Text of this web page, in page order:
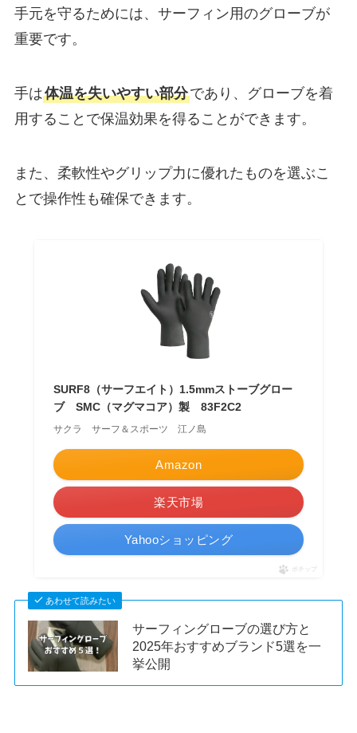
手元を守るためには、サーフィン用のグローブが
重要です。
手は体温を失いやすい部分であり、グローブを着
用することで保温効果を得ることができます。
また、柔軟性やグリップ力に優れたものを選ぶこ
とで操作性も確保できます。
SURF8（サーフエイト）1.5mmストーブグロー
ブ SMC（マグマコア）製 83F2C2
サクラ サーフ＆スポーツ 江ノ島
Amazon
楽天市場
Yahooショッピング
ポチップ
あわせて読みたい
サーフィングローブの選び方と
2025年おすすめブランド5選を一
挙公開